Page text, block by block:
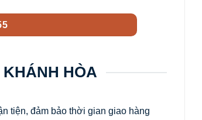
HÒA
tiện, đảm bảo thời gian giao hàng